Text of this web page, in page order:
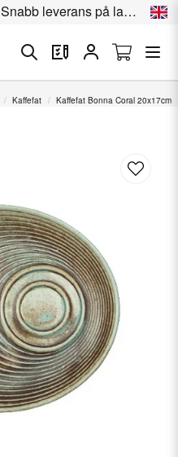
Snabb leverans på lagervara
Kaffefat Kaffefat Bonna Coral 20x17cm